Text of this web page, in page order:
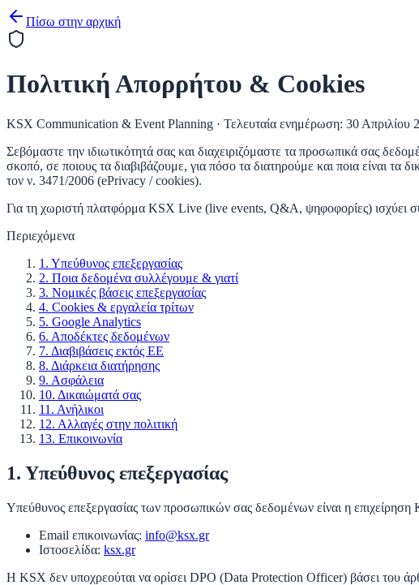
Πίσω στην αρχική
Πολιτική Απορρήτου & Cookies
KSX Communication & Event Planning · Τελευταία ενημέρωση: 30 Απριλίου
Σεβόμαστε την ιδιωτικότητά σας και διαχειριζόμαστε τα προσωπικά σας
σκοπό, σε ποιους τα διαβιβάζουμε, για πόσο τα διατηρούμε και ποια είναι
τον ν. 3471/2006 (ePrivacy / cookies).
Για τη χωριστή πλατφόρμα KSX Live (live events, Q&A, ψηφοφορίες) ισχύει
Περιεχόμενα
1. Υπεύθυνος επεξεργασίας
2. Ποια δεδομένα συλλέγουμε & γιατί
3. Νομικές βάσεις επεξεργασίας
4. Cookies & εργαλεία τρίτων
5. Google Analytics
6. Αποδέκτες δεδομένων
7. Διαβιβάσεις εκτός ΕΕ
8. Διάρκεια διατήρησης
9. Ασφάλεια
10. Δικαιώματά σας
11. Ανήλικοι
12. Αλλαγές στην πολιτική
13. Επικοινωνία
1. Υπεύθυνος επεξεργασίας
Υπεύθυνος επεξεργασίας των προσωπικών σας δεδομένων είναι η επιχείρηση
Email επικοινωνίας: info@ksx.gr
Ιστοσελίδα: ksx.gr
Η KSX δεν υποχρεούται να ορίσει DPO (Data Protection Officer) βάσει του